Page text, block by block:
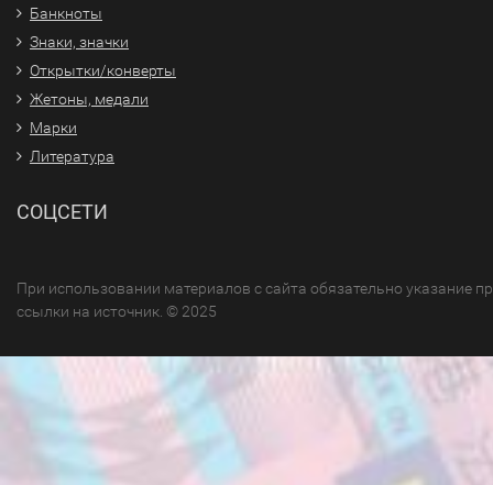
Банкноты
Знаки, значки
Открытки/конверты
Жетоны, медали
Марки
Литература
СОЦСЕТИ
При использовании материалов с сайта обязательно указание
ссылки на источник. © 2025